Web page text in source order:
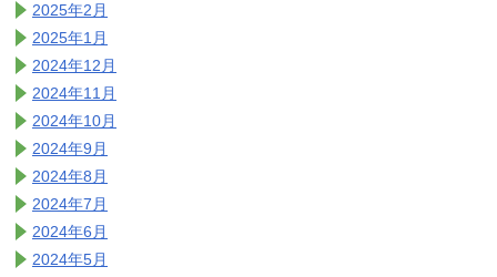
2025年2月
2025年1月
2024年12月
2024年11月
2024年10月
2024年9月
2024年8月
2024年7月
2024年6月
2024年5月